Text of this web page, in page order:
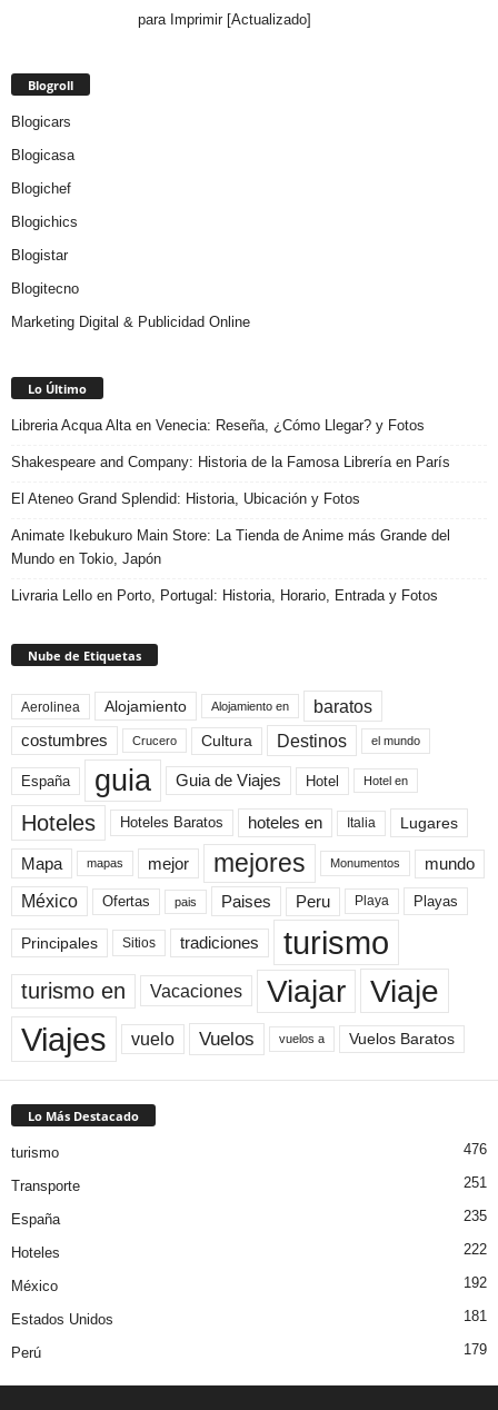
para Imprimir [Actualizado]
Blogroll
Blogicars
Blogicasa
Blogichef
Blogichics
Blogistar
Blogitecno
Marketing Digital & Publicidad Online
Lo Último
Libreria Acqua Alta en Venecia: Reseña, ¿Cómo Llegar? y Fotos
Shakespeare and Company: Historia de la Famosa Librería en París
El Ateneo Grand Splendid: Historia, Ubicación y Fotos
Animate Ikebukuro Main Store: La Tienda de Anime más Grande del
Mundo en Tokio, Japón
Livraria Lello en Porto, Portugal: Historia, Horario, Entrada y Fotos
Nube de Etiquetas
Aerolinea Alojamiento Alojamiento en baratos
costumbres Crucero Cultura Destinos el mundo
España guia Guia de Viajes Hotel Hotel en
Hoteles Hoteles Baratos hoteles en Italia Lugares
Mapa mapas mejor mejores Monumentos mundo
México Ofertas pais Paises Peru Playa Playas
Principales Sitios tradiciones turismo
turismo en Vacaciones Viajar Viaje
Viajes vuelo Vuelos vuelos a Vuelos Baratos
Lo Más Destacado
turismo 476
Transporte 251
España 235
Hoteles 222
México 192
Estados Unidos 181
Perú 179